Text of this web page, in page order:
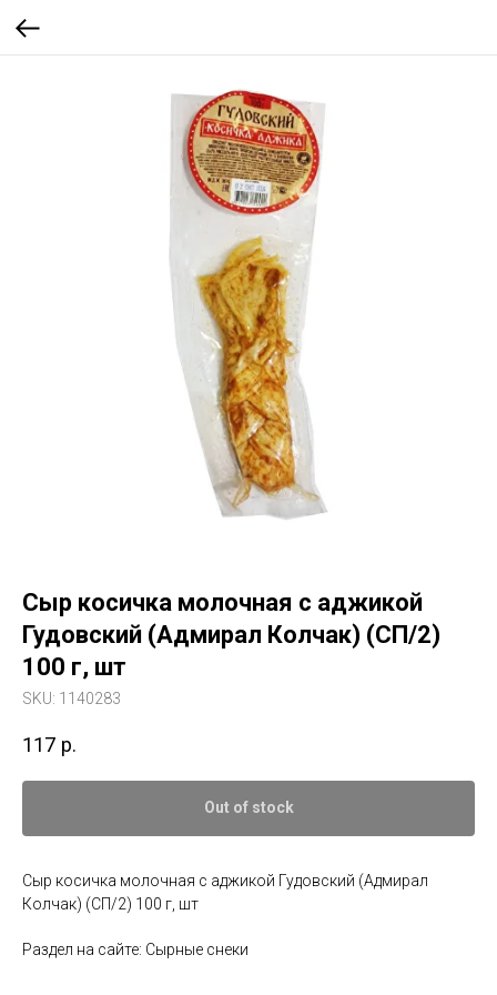
Сыр косичка молочная с аджикой
Гудовский (Адмирал Колчак) (СП/2)
100 г, шт
SKU: 1140283
117 р.
Out of stock
Сыр косичка молочная с аджикой Гудовский (Адмирал
Колчак) (СП/2) 100 г, шт
Раздел на сайте: Сырные снеки